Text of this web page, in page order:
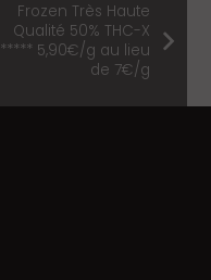
Frozen Très Haute
Qualité 50% THC-X
***** 5,90€/g au lieu
de 7€/g